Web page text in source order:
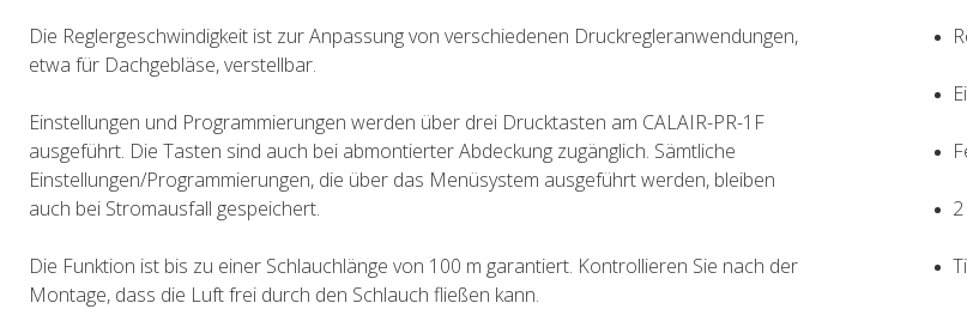
Die Reglergeschwindigkeit ist zur Anpassung von verschiedenen Druckregleranwendungen,
etwa für Dachgebläse, verstellbar.
Einstellungen und Programmierungen werden über drei Drucktasten am CALAIR-PR-1F
ausgeführt. Die Tasten sind auch bei abmontierter Abdeckung zugänglich. Sämtliche
Einstellungen/Programmierungen, die über das Menüsystem ausgeführt werden, bleiben
auch bei Stromausfall gespeichert.
Die Funktion ist bis zu einer Schlauchlänge von 100 m garantiert. Kontrollieren Sie nach der
Montage, dass die Luft frei durch den Schlauch fließen kann.